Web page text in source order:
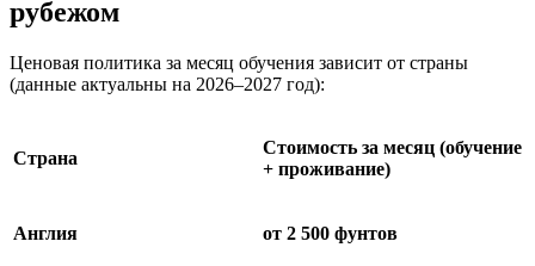
рубежом
Ценовая политика за месяц обучения зависит от страны
(данные актуальны на 2026–2027 год):
Страна
Стоимость за месяц (обучение
+ проживание)
Англия от 2 500 фунтов